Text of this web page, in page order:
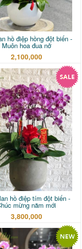
hồ điệp hồng đột biến -
Muôn hoa đua nở
2,100,000
hồ điệp tím đột biến -
mừng năm mới
3,800,000